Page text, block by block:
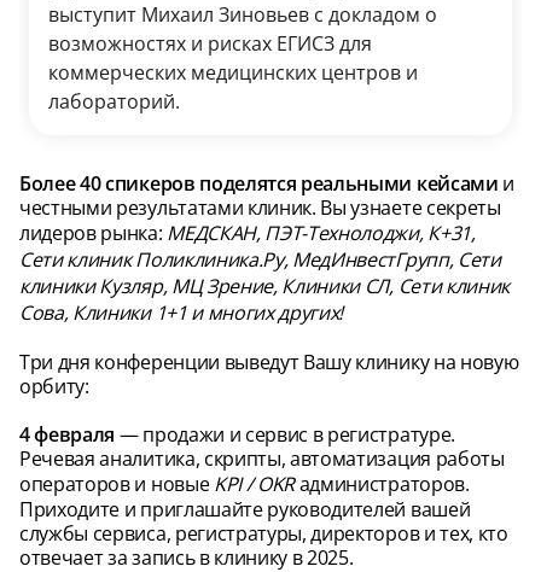
выступит Михаил Зиновьев с докладом о
возможностях и рисках ЕГИСЗ для
коммерческих медицинских центров и
лабораторий.
Более 40 спикеров поделятся реальными кейсами и
честными результатами клиник. Вы узнаете секреты
лидеров рынка: МЕДСКАН, ПЭТ-Технолоджи, К+31,
Сети клиник Поликлиника.Ру, МедИнвестГрупп, Сети
клиники Кузляр, МЦ Зрение, Клиники СЛ, Сети клиник
Сова, Клиники 1+1 и многих других!
Три дня конференции выведут Вашу клинику на новую
орбиту:
4 февраля — продажи и сервис в регистратуре.
Речевая аналитика, скрипты, автоматизация работы
операторов и новыеKPI / OKRадминистраторов.
Приходите и приглашайте руководителей вашей
службы сервиса, регистратуры, директоров и тех, кто
отвечает за запись в клинику в 2025.